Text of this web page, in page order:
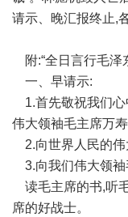
请示、晚汇报终止,
附:“全日言行毛泽
一、早请示:
1.首先敬祝我们心
伟大领袖毛主席万
2.向世界人民的伟
3.向我们伟大领袖
读毛主席的书,听
席的好战士。